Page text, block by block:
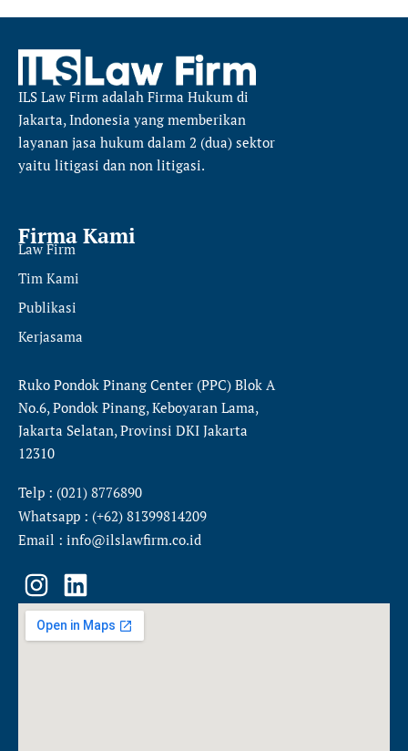
ILS Law Firm adalah Firma Hukum di
Jakarta, Indonesia yang memberikan
layanan jasa hukum dalam 2 (dua) sektor
yaitu litigasi dan non litigasi.
Firma Kami
Law Firm
Tim Kami
Publikasi
Kerjasama
Ruko Pondok Pinang Center (PPC) Blok A
No.6, Pondok Pinang, Keboyaran Lama,
Jakarta Selatan, Provinsi DKI Jakarta
12310
Telp : (021) 8776890
Whatsapp : (+62) 81399814209
Email : info@ilslawfirm.co.id
I
n
s
L
i
n